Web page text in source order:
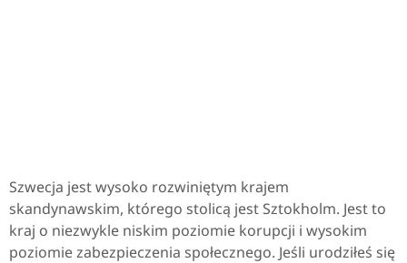
Szwecja jest wysoko rozwiniętym krajem
skandynawskim, którego stolicą jest Sztokholm. Jest to
kraj o niezwykle niskim poziomie korupcji i wysokim
poziomie zabezpieczenia społecznego. Jeśli urodziłeś się